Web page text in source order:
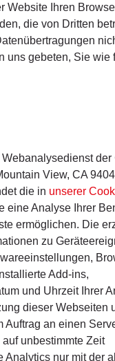
Website Ihren
die von Dritten
uns gebeten, Sie wie
der
View, CA
die in unserer
eine Analyse Ihrer
ermöglichen. Die
zu
Add-ins,
und Uhrzeit Ihrer
dieser Webseiten
Auftrag an einen
unbestimmte Zeit
Analytics nur mit der